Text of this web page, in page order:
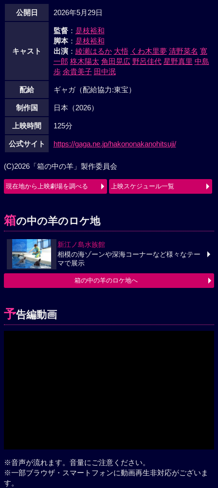
公開日 2026年5月29日
キャスト
監督：是枝裕和
脚本：是枝裕和
出演：綾瀬はるか 大悟 くわ木里夢 清野菜名 寛
一郎 柊木陽太 角田晃広 野呂佳代 星野真里 中島
歩 余貴美子 田中泯
配給 ギャガ（配給協力:東宝）
制作国 日本（2026）
上映時間 125分
公式サイト https://gaga.ne.jp/hakononakanohitsuji/
(C)2026「箱の中の羊」製作委員会
現在地から上映劇場を調べる 上映スケジュール一覧
箱の中の羊のロケ地
新江ノ島水族館
相模の海ゾーンや深海コーナーなど様々なテー
マで展示
箱の中の羊のロケ地へ
予告編動画
※音声が流れます。音量にご注意ください。
※一部ブラウザ・スマートフォンに動画再生非対応がございま
す。